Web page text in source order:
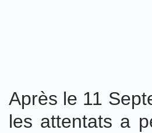
Après le 11
les attentats a